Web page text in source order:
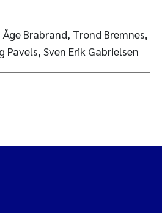
Brabrand, Trond Bremnes,
Pavels, Sven Erik Gabrielsen